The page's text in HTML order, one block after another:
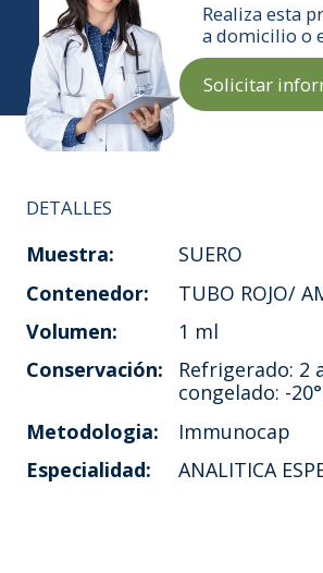
Realiza esta
a domicilio o
Solicitar
DETALLES
Muestra:
SUERO
Contenedor:
TUBO ROJO/
Volumen:
1 ml
Conservación:
Refrigerado: 2
congelado: -
Metodologia:
Immunocap
Especialidad:
ANALITICA